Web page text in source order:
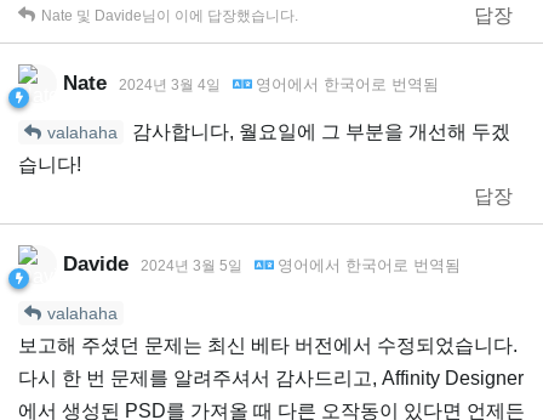
답장
Nate 및 Davide님이 이에 답장했습니다.
Nate 2024년 3월 4일 영어 에서 한국어 로 번역됨
valahaha
감사합니다, 월요일에 그 부분을 개선해 두겠
습니다!
답장
Davide 2024년 3월 5일 영어 에서 한국어 로 번역됨
valahaha
보고해 주셨던 문제는 최신 베타 버전에서 수정되었습니다.
다시 한 번 문제를 알려주셔서 감사드리고, Affinity Designer
에서 생성된 PSD를 가져올 때 다른 오작동이 있다면 언제든